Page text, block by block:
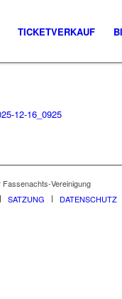
TICKETVERKAUF
12-16_0925
Vereinigung
SATZUNG DATENSCHUTZ